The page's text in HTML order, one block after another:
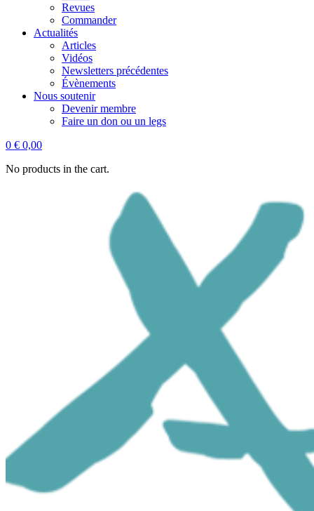
Revues
Commander
Actualités
Articles
Vidéos
Newsletters précédentes
Évènements
Nous soutenir
Devenir membre
Faire un don ou un legs
0 € 0,00
No products in the cart.